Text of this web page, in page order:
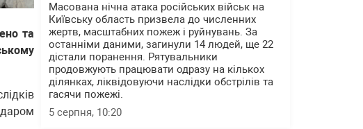
та
Масована нічна атака російських військ на
Київську область призвела до численних
жертв, масштабних пожеж і руйнувань. За
останніми даними, загинули 14 людей, ще 22
дістали поранення. Рятувальники
продовжують працювати одразу на кількох
ділянках, ліквідовуючи наслідки обстрілів та
гасячи пожежі.
5 серпня, 10:20